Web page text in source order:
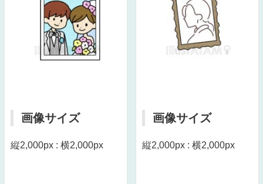
画像サイズ
縦2,000px : 横2,000px
画像サイズ
縦2,000px : 横2,000px